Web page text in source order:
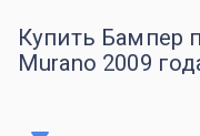
Купить Бампер
Murano 2009